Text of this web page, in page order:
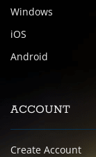
Windows
iOS
Android
ACCOUNT
Create Account